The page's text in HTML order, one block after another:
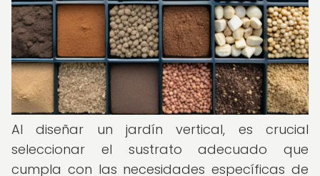
Al diseñar un jardín vertical, es crucial
seleccionar el sustrato adecuado que
cumpla con las necesidades específicas de